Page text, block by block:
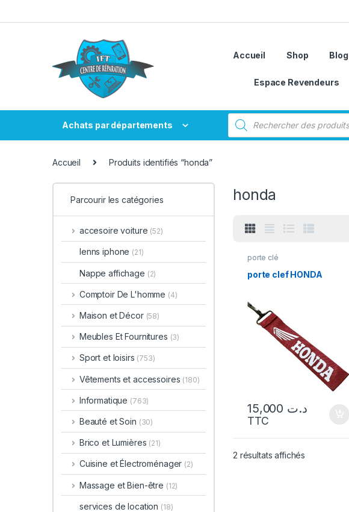
Accueil Shop Blog
Espace Revendeurs
Achats par départements
Recherche de produits
Accueil Produits identifiés “honda”
honda
porte clé
porte clef HONDA
د.ت
TTC
2 résultats affichés
Parcourir les catégories
accesoire voiture (52)
lenns iphone (21)
Nappe affichage (2)
Comptoir De L'homme (4)
Maison et Décor (58)
Meubles Et Fournitures (3)
Sport et loisirs (753)
Vêtements et accessoires (180)
Informatique (763)
Beauté et Soin (30)
Brico et Lumières (21)
Cuisine et Électroménager (2)
Massage et Bien-être (12)
services de location (18)